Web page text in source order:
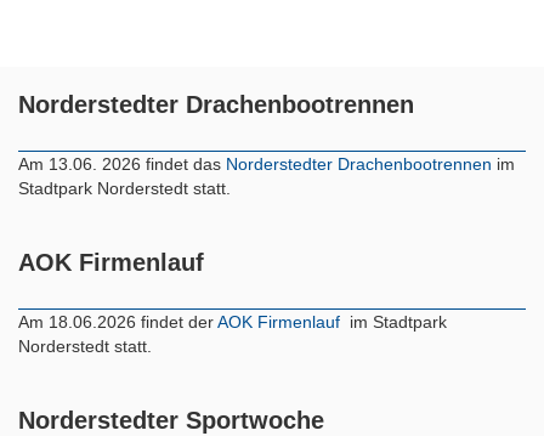
Norderstedter Drachenbootrennen
Am 13.06. 2026 findet das Norderstedter Drachenbootrennen im
Stadtpark Norderstedt statt.
AOK Firmenlauf
Am 18.06.2026 findet derAOK Firmenlauf im Stadtpark
Norderstedt statt.
Norderstedter Sportwoche